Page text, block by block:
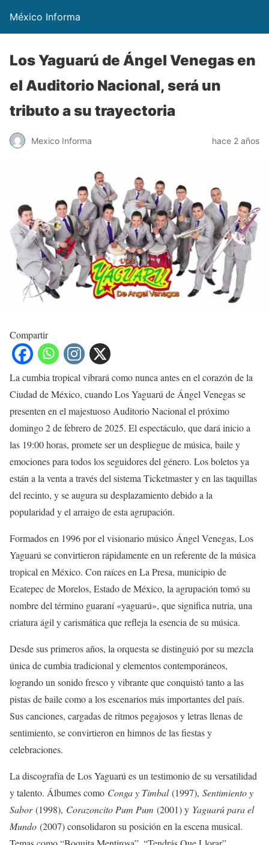
México Informa
Los Yaguarú de Ángel Venegas en
el Auditorio Nacional, será un
tributo a su trayectoria
Mexico Informa hace 2 años
Compartir
La cumbia tropical vibrará como nunca antes en el corazón de la
Ciudad de México, cuando Los Yaguarú de Ángel Venegas se
presenten en el majestuoso Auditorio Nacional el próximo
domingo 2 de febrero de 2025. El espectáculo, que dará inicio a
las 19:00 horas, promete ser un despliegue de música, baile y
emociones para todos los seguidores del género. Los boletos ya
están a la venta a través del sistema Ticketmaster y en las taquillas
del recinto, y se augura su desplazamiento debido a la
popularidad y el arraigo de esta agrupación.
Formados en 1996 por el visionario músico Ángel Venegas, Los
Yaguarú se convirtieron rápidamente en un referente de la música
tropical en México. Con raíces en La Presa, municipio de
Ecatepec de Morelos, Estado de México, la agrupación tomó su
nombre del término guaraní «yaguarú», que significa nutria, una
criatura ágil y carismática que refleja la esencia de su música.
Desde sus primeros años, la orquesta se distinguió por su mezcla
única de cumbia tradicional y elementos contemporáneos,
logrando un sonido fresco y vibrante que conquistó tanto a las
pistas de baile como a los escenarios más importantes del país.
Sus canciones, cargadas de ritmos pegajosos y letras llenas de
sentimiento, se convirtieron en himnos de las fiestas y
celebraciones.
La discografía de Los Yaguarú es un testimonio de su versatilidad
y talento. Álbumes como Conga y Timbal(1997), Sentimiento y
Sabor(1998), Corazoncito Pum Pum (2001) y Yaguarú para el
Mundo (2007) consolidaron su posición en la escena musical.